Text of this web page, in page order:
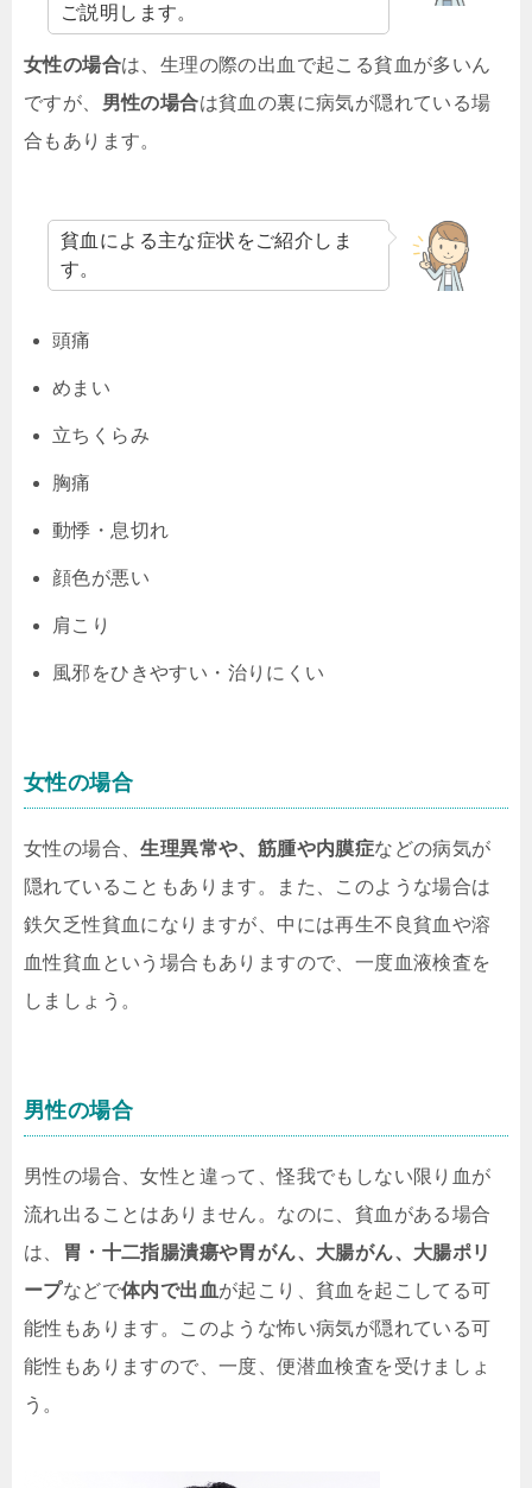
ご説明します。
女性の場合は、生理の際の出血で起こる貧血が多いん
ですが、 男性の場合は貧血の裏に病気が隠れている場
合もあります。
貧血による主な症状をご紹介しま
す。
頭痛
めまい
立ちくらみ
胸痛
動悸・息切れ
顔色が悪い
肩こり
風邪をひきやすい・治りにくい
女性の場合
女性の場合、生理異常や、筋腫や内膜症などの病気が
隠れていることもあります。また、このような場合は
鉄欠乏性貧血になりますが、中には再生不良貧血や溶
血性貧血という場合もありますので、一度血液検査を
しましょう。
男性の場合
男性の場合、女性と違って、怪我でもしない限り血が
流れ出ることはありません。なのに、貧血がある場合
は、
胃・十二指腸潰瘍や胃がん、大腸がん、大腸ポリ
ープなどで体内で出血が起こり、貧血を起こしてる可
能性もあります。このような怖い病気が隠れている可
能性もありますので、一度、便潜血検査を受けましょ
う。